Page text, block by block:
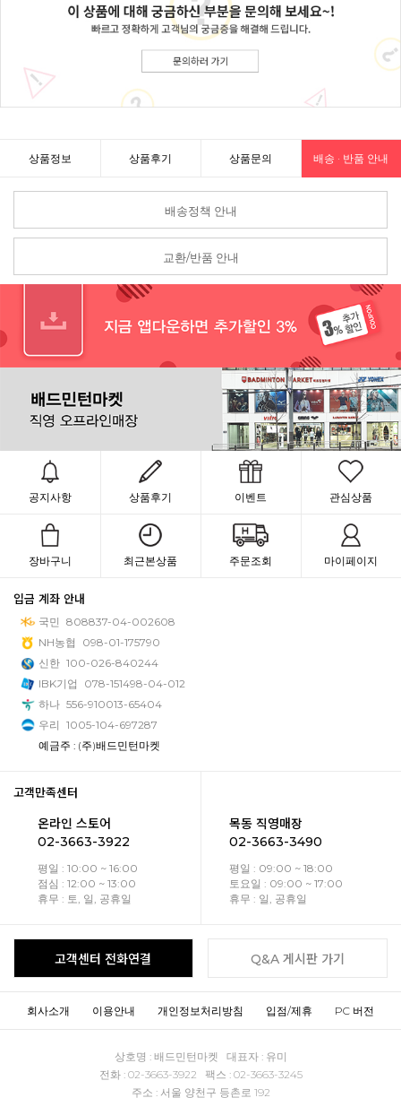
상품정보 상품후기 상품문의 배송 · 반품 안내
배송정책 안내
교환/반품 안내
공지사항 상품후기 이벤트 관심상품
장바구니 최근본상품 주문조회 마이페이지
입금 계좌 안내
국민 808837-04-002608
NH농협
098-01-175790
신한 100-026-840244
IBK기업
078-151498-04-012
하나 556-910013-65404
우리 1005-104-697287
예금주 : (주)배드민턴마켓
고객만족센터
온라인 스토어
02-3663-3922
평일 : 10:00 ~ 16:00
점심 : 12:00 ~ 13:00
휴무 : 토, 일, 공휴일
목동 직영매장
02-3663-3490
평일 : 09:00 ~ 18:00
토요일 : 09:00 ~ 17:00
휴무 : 일, 공휴일
고객센터 전화연결 Q&A 게시판 가기
회사소개 이용안내 개인정보처리방침 입점/제휴 PC 버전
상호명 : 배드민턴마켓 대표자 : 유미
전화 : 02-3663-3922 팩스 : 02-3663-3245
주소 : 서울 양천구 등촌로 192